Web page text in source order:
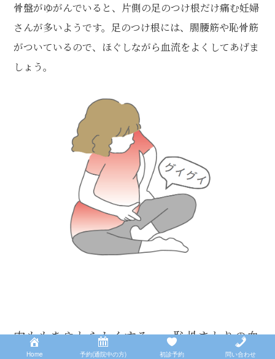
骨盤がゆがんでいると、片側の足のつけ根だけ痛む妊婦
さんが多いようです。足のつけ根には、腸腰筋や恥骨筋
がついているので、ほぐしながら血流をよくしてあげま
しょう。
内ももをやわらかくする ～恥骨まわりの血
Home 予約(通院中の方) 初診予約 問い合わせ